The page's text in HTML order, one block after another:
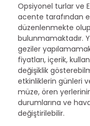
Opsiyonel turlar ve
acente tarafından
düzenlenmekte
bulunmamaktadır.
geziler
fiyatları, içerik,
değişiklik
etkinliklerin günleri
müze, ören
durumlarına ve
değiştirilebilir.